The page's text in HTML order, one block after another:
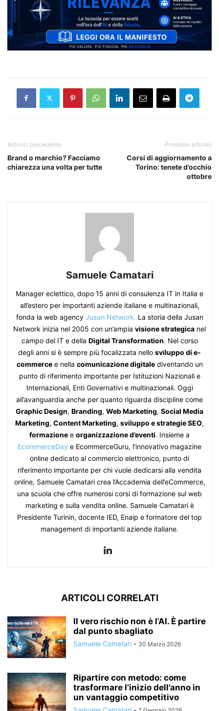
Articolo precedente
Brand o marchio? Facciamo
chiarezza una volta per tutte
Prossimo articolo
Corsi di aggiornamento a
Torino: tenete d’occhio
ottobre
Samuele Camatari
Manager eclettico, dopo 15 anni di consulenza IT in Italia e
all’estero per importanti aziende italiane e multinazionali,
fonda la web agency Jusan Network. La storia della Jusan
Network inizia nel 2005 con un’ampia visione strategica nel
campo del IT e della Digital Transformation. Nel corso
degli anni si è sempre più focalizzata nello sviluppo di e-
commercee nella comunicazione digitalediventando un
punto di riferimento importante per Istituzioni Nazionali e
Internazionali, Enti Governativi e multinazionali. Oggi
all’avanguardia anche per quanto riguarda discipline come
Graphic Design, Branding, Web Marketing, Social Media
Marketing, Content Marketing, sviluppo e strategie SEO,
formazione e organizzazione d’eventi. Insieme a
EcommerceDay e EcommerceGuru, l’innovativo magazine
online dedicato al commercio elettronico, punto di
riferimento importante per chi vuole dedicarsi alla vendita
online, Samuele Camatari crea l’Accademia dell’eCommerce,
una scuola che offre numerosi corsi di formazione sul web
marketing e sulla vendita online. Samuele Camatari è
Presidente Turinin, docente IED, Enaip e formatore del top
management di importanti aziende italiane.
ARTICOLI CORRELATI
Il vero rischio non è l’AI. È partire
dal punto sbagliato
Samuele Camatari - 30 Marzo 2026
Ripartire con metodo: come
trasformare l’inizio dell’anno in
un vantaggio competitivo